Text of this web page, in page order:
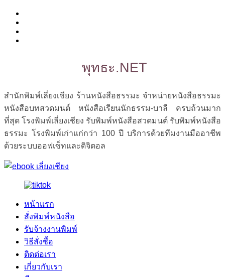
พุทธะ.NET
สำนักพิมพ์เลี่ยงเชียง ร้านหนังสือธรรมะ จำหน่ายหนังสือธรรมะ
หนังสือบทสวดมนต์ หนังสือเรียนนักธรรม-บาลี ครบถ้วนมาก
ที่สุด โรงพิมพ์เลี่ยงเชียง รับพิมพ์หนังสือสวดมนต์ รับพิมพ์หนังสือ
ธรรมะ โรงพิมพ์เก่าแก่กว่า 100 ปี บริการด้วยทีมงานมืออาชีพ
ด้วยระบบออฟเซ็ทและดิจิตอล
หน้าแรก
สั่งพิมพ์หนังสือ
รับจ้างงานพิมพ์
วิธีสั่งซื้อ
ติดต่อเรา
เกี่ยวกับเรา